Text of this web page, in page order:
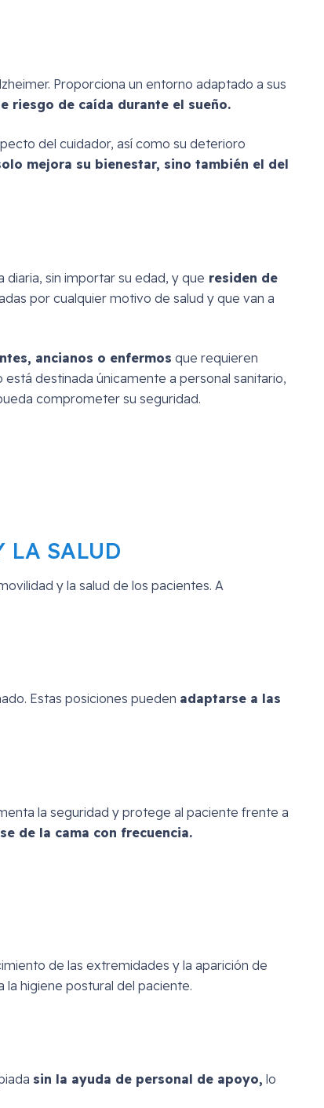
Proporciona un entorno adaptado a sus
riesgo de caída durante el sueño.
del cuidador, así como su deterioro
mejora su bienestar, sino también el del
sin importar su edad, y que residen de
por cualquier motivo de salud y que van a
ancianos o enfermos que requieren
destinada únicamente a personal sanitario,
comprometer su seguridad.
LA SALUD
y la salud de los pacientes. A
Estas posiciones pueden adaptarse a las
la seguridad y protege al paciente frente a
de la cama con frecuencia.
de las extremidades y la aparición de
higiene postural del paciente.
sin la ayuda de personal de apoyo, lo